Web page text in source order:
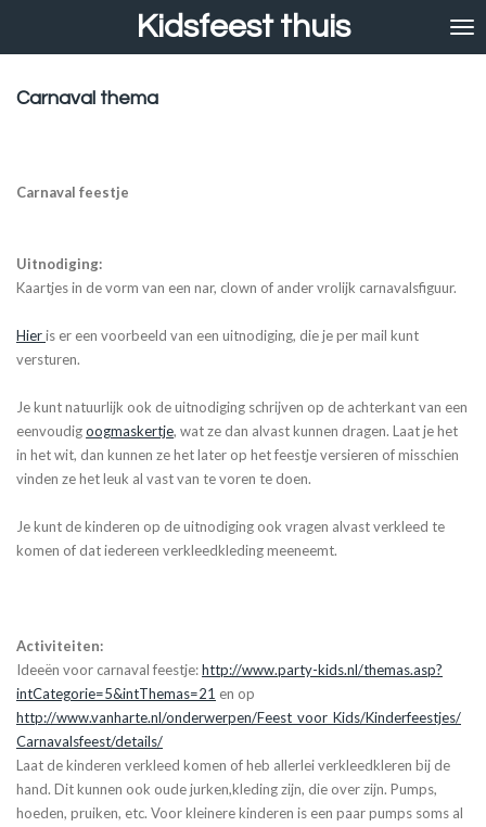
de
Kidsfeest thuis
Carnaval thema
Carnaval feestje
Uitnodiging:
Kaartjes in de vorm van een nar, clown of ander vrolijk carnavalsfiguur.
Hieris er een voorbeeld van een uitnodiging, die je per mail kunt
versturen.
Je kunt natuurlijk ook de uitnodiging schrijven op de achterkant van een
eenvoudigoogmaskertje, wat ze dan alvast kunnen dragen. Laat je het
in het wit, dan kunnen ze het later op het feestje versieren of misschien
vinden ze het leuk al vast van te voren te doen.
Je kunt de kinderen op de uitnodiging ook vragen alvast verkleed te
komen of dat iedereen verkleedkleding meeneemt.
Activiteiten:
Ideeën voor carnaval feestje:http://www.party-kids.nl/themas.asp?
intCategorie=5&intThemas=21 en op
http://www.vanharte.nl/onderwerpen/Feest_voor_Kids/Kinderfeestjes/
Carnavalsfeest/details/
Laat de kinderen verkleed komen of heb allerlei verkleedkleren bij de
hand. Dit kunnen ook oude jurken,kleding zijn, die over zijn. Pumps,
hoeden, pruiken, etc. Voor kleinere kinderen is een paar pumps soms al